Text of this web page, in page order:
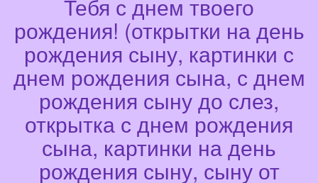
Тебя с днем твоего
рождения! (открытки на день
рождения сыну, картинки с
днем рождения сына, с днем
рождения сыну до слез,
открытка с днем рождения
сына, картинки на день
рождения сыну, сыну от